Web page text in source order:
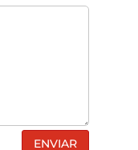
ENVIAR